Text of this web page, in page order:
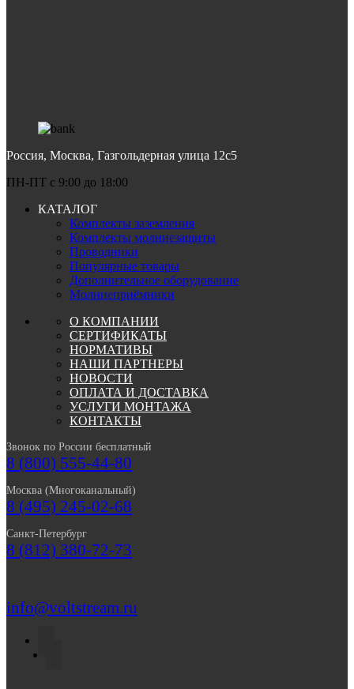
Россия, Москва, Газгольдерная улица 12с5
ПН-ПТ c 9:00 до 18:00
КАТАЛОГ
Комплекты заземления
Комплекты молниезащиты
Проводники
Популярные товары
Дополнительное оборудование
Молниеприёмники
О КОМПАНИИ
СЕРТИФИКАТЫ
НОРМАТИВЫ
НАШИ ПАРТНЕРЫ
НОВОСТИ
ОПЛАТА И ДОСТАВКА
УСЛУГИ МОНТАЖА
КОНТАКТЫ
Звонок по России бесплатный
8 (800) 555-44-80
Москва (Многоканальный)
8 (495) 245-02-68
Санкт-Петербург
8 (812) 380-72-73
info@voltstream.ru